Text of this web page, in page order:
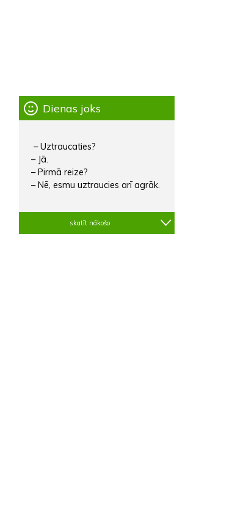
Dienas joks
– Uztraucaties?
– Jā.
– Pirmā reize?
– Nē, esmu uztraucies arī agrāk.
skatīt nākošo